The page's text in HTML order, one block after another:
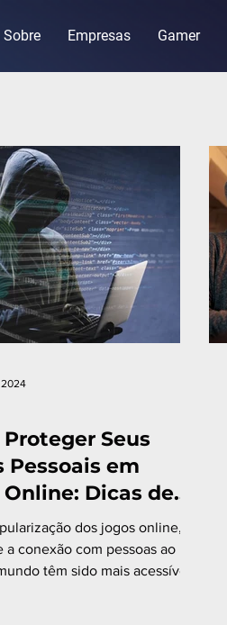
Sobre Empresas Gamer
Seus
Pessoais em
Online: Dicas de
para
dos jogos online, a
a conexão com pessoas ao
têm sido mais acessíveis